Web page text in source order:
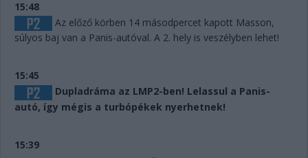
15:48
Az előző körben 14 másodpercet kapott Masson,
súlyos baj van a Panis-autóval. A 2. hely is veszélyben lehet!
15:45
Dupladráma az LMP2-ben! Lelassul a Panis-
autó, így mégis a turbópékek nyerhetnek!
15:39